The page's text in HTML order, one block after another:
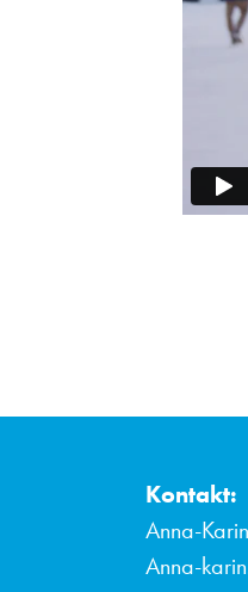
Kontakt:
Anna-
Anna-